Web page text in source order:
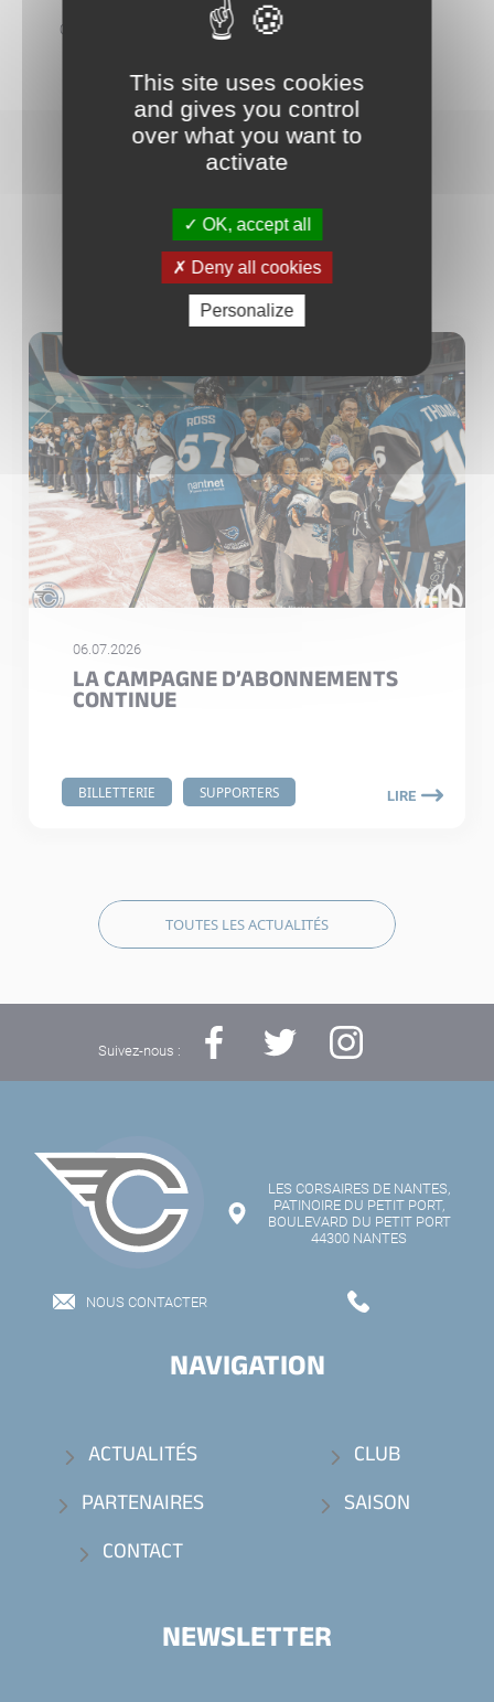
07/01/2023 – Evry-Viry Nantes (U17) : 1-10
AUTRES ACTUALITÉS
BILLETTERIE SUPPORTERS
06.07.2026
LA CAMPAGNE D’ABONNEMENTS
CONTINUE
LIRE
TOUTES LES ACTUALITÉS
Suivez-nous :
LES CORSAIRES DE NANTES,
PATINOIRE DU PETIT PORT,
BOULEVARD DU PETIT PORT
44300 NANTES
NOUS CONTACTER
NAVIGATION
ACTUALITÉS
CLUB
PARTENAIRES
SAISON
CONTACT
NEWSLETTER
This site uses cookies
and gives you control
over what you want to
activate
OK, accept all
Deny all cookies
Personalize